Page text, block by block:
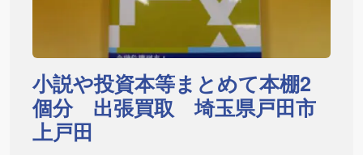
小説や投資本等まとめて本棚2
個分 出張買取 埼玉県戸田市
上戸田